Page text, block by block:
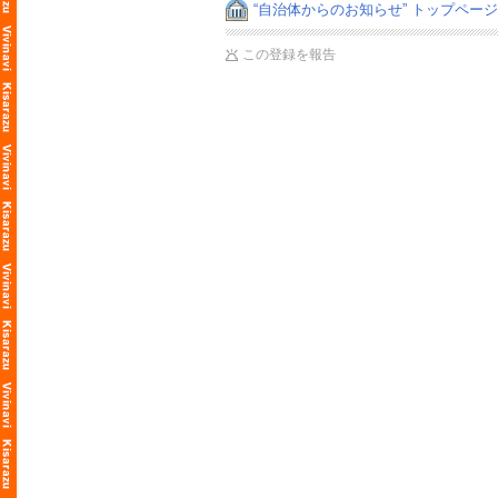
“自治体からのお知らせ” トップペー
この登録を報告